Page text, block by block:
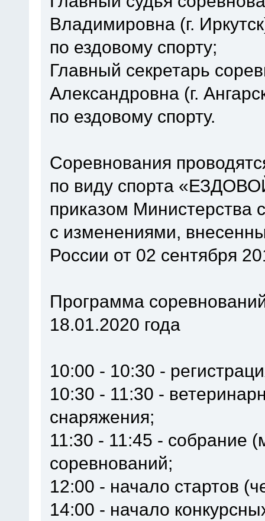
Владимировна (г.
по ездовому спорту;
Главный секретарь
Александровна (г.
по ездовому спорту.
Соревнования
по виду спорта
приказом
с изменениями,
России от 02 сентября
Программа
18.01.2020 года
10:00 - 10:30 -
10:30 - 11:30 -
снаряжения;
11:30 - 11:45 - собрание
соревнований;
12:00 - начало стартов
14:00 - начало